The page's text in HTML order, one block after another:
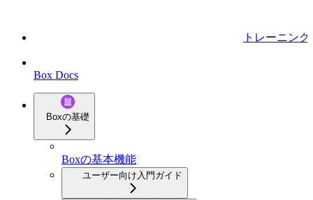
トレーニング
Box Docs
Boxの基礎
Boxの基本機能
ユーザー向け入門ガイド